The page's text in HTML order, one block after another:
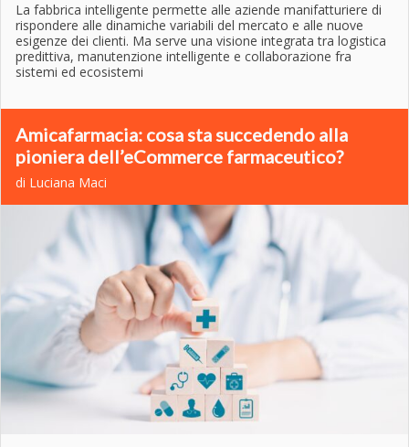
La fabbrica intelligente permette alle aziende manifatturiere di
rispondere alle dinamiche variabili del mercato e alle nuove
esigenze dei clienti. Ma serve una visione integrata tra logistica
predittiva, manutenzione intelligente e collaborazione fra
sistemi ed ecosistemi
Amicafarmacia: cosa sta succedendo alla
pioniera dell’eCommerce farmaceutico?
di Luciana Maci